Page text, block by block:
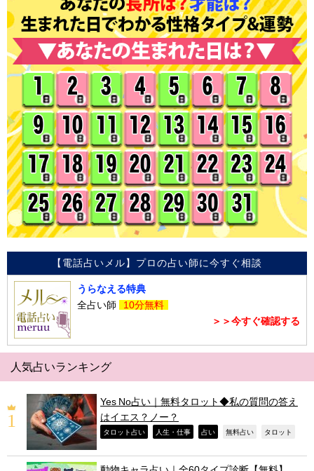
【電話占いメル】プロの占い師に今すぐ相談
うらなえる特典
全占い師
10分無料
＞＞今すぐ確認する
人気占いランキング
Yes No占い｜無料タロット◆私の質問の答え
はイエス？ノー？
タロット占い 人生・仕事 占い 無料占い タロット